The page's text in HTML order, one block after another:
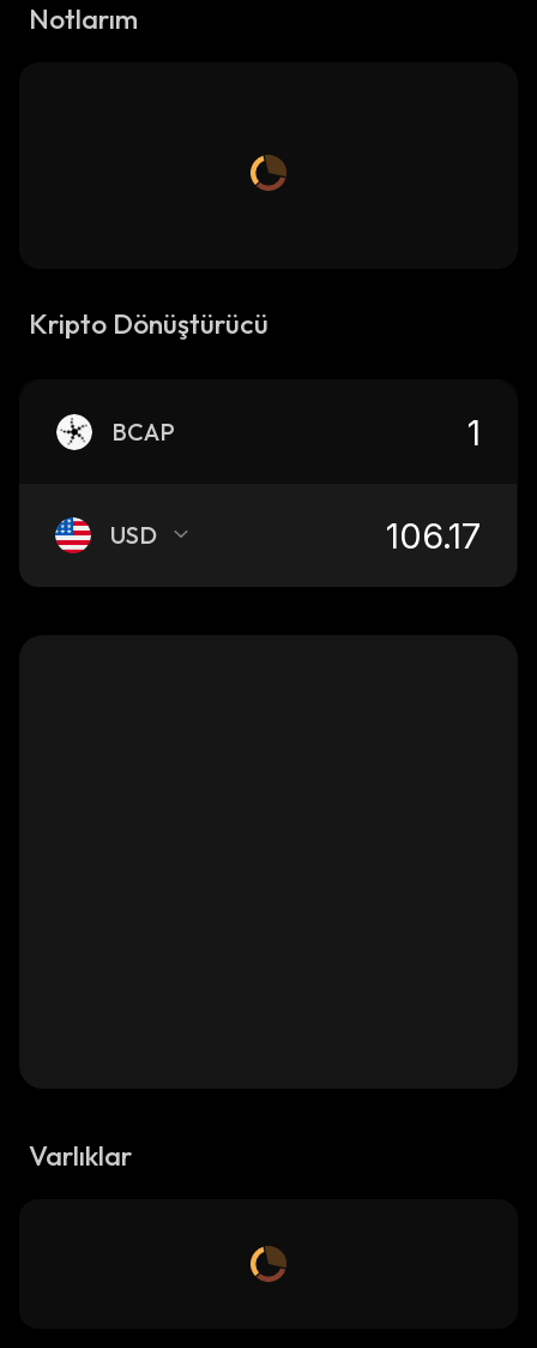
Notlarım
Kripto Dönüştürücü
BCAP
USD
Varlıklar